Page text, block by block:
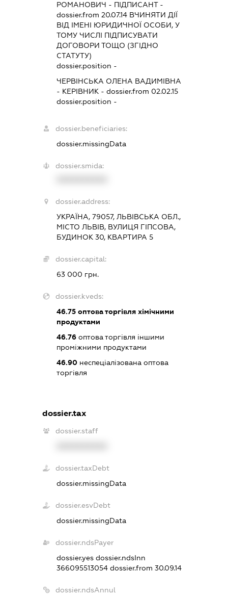
РОМАНОВИЧ - ПІДПИСАНТ-
dossier.from 20.07.14 ВЧИНЯТИ ДІЇ
ВІД ІМЕНІ ЮРИДИЧНОЇ ОСОБИ, У
ТОМУ ЧИСЛІ ПІДПИСУВАТИ
ДОГОВОРИ ТОЩО (ЗГІДНО
СТАТУТУ)
dossier.position -
ЧЕРВІНСЬКА ОЛЕНА ВАДИМІВНА
- КЕРІВНИК - dossier.from 02.02.15
dossier.position -
dossier.beneficiaries:
dossier.missingData
dossier.smida:
dossier.address:
УКРАЇНА, 79057, ЛЬВІВСЬКА ОБЛ.,
МІСТО ЛЬВІВ, ВУЛИЦЯ ГІПСОВА,
БУДИНОК 30, КВАРТИРА 5
dossier.capital:
63 000 грн.
dossier.kveds:
46.75 оптова торгівля хімічними
продуктами
46.76 оптова торгівля іншими
проміжними продуктами
46.90 неспеціалізована оптова
торгівля
dossier.tax
dossier.staff
dossier.taxDebt
dossier.missingData
dossier.esvDebt
dossier.missingData
dossier.ndsPayer
dossier.yesdossier.ndsInn
366095513054dossier.from 30.09.14
dossier.ndsAnnul